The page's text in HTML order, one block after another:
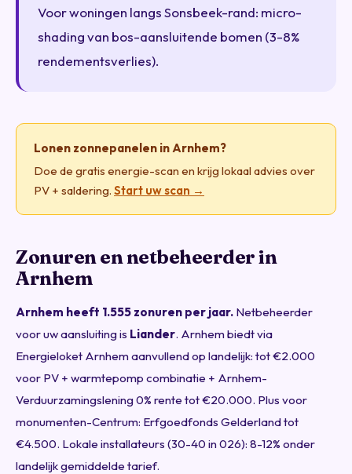
Voor woningen langs Sonsbeek-rand: micro-
shading van bos-aansluitende bomen (3-8%
rendementsverlies).
Lonen zonnepanelen in Arnhem?
Doe de gratis energie-scan en krijg lokaal advies over
PV + saldering. Start uw scan →
Zonuren en netbeheerder in
Arnhem
Arnhem heeft 1.555 zonuren per jaar. Netbeheerder
voor uw aansluiting is Liander. Arnhem biedt via
Energieloket Arnhem aanvullend op landelijk: tot €2.000
voor PV + warmtepomp combinatie + Arnhem-
Verduurzamingslening 0% rente tot €20.000. Plus voor
monumenten-Centrum: Erfgoedfonds Gelderland tot
€4.500. Lokale installateurs (30-40 in 026): 8-12% onder
landelijk gemiddelde tarief.